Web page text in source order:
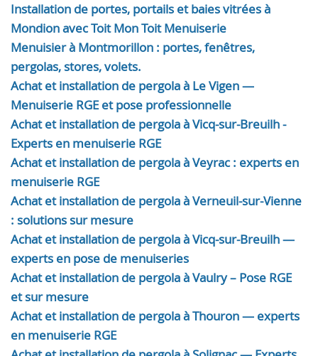
Installation de portes, portails et baies vitrées à
Mondion avec Toit Mon Toit Menuiserie
Menuisier à Montmorillon : portes, fenêtres,
pergolas, stores, volets.
Achat et installation de pergola à Le Vigen —
Menuiserie RGE et pose professionnelle
Achat et installation de pergola à Vicq-sur-Breuilh -
Experts en menuiserie RGE
Achat et installation de pergola à Veyrac : experts en
menuiserie RGE
Achat et installation de pergola à Verneuil-sur-Vienne
: solutions sur mesure
Achat et installation de pergola à Vicq-sur-Breuilh —
experts en pose de menuiseries
Achat et installation de pergola à Vaulry – Pose RGE
et sur mesure
Achat et installation de pergola à Thouron — experts
en menuiserie RGE